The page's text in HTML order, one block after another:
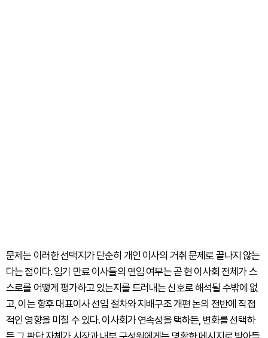
문제는 이러한 선택지가 단순히 개인 이사의 거취 문제로 끝나지 않는
다는 점이다. 임기 만료 이사들의 연임 여부는 곧 현 이사회 전체가 스
스로를 어떻게 평가하고 있는지를 드러내는 신호로 해석될 수밖에 없
고, 이는 향후 대표이사 선임 절차와 지배구조 개편 논의 전반에 직접
적인 영향을 미칠 수 있다. 이사회가 연속성을 택하든, 변화를 선택하